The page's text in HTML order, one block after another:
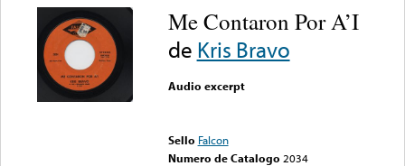
Me Contaron Por A’I
de Kris Bravo
Audio excerpt
Sello Falcon
Numero de Catalogo 2034